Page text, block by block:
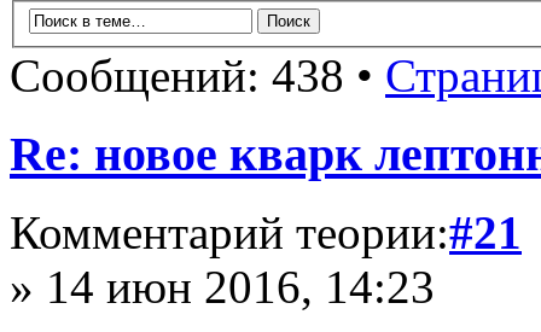
Сообщений: 438 •
Re: новое кварк
Комментарий теории:#21
» 14 июн 2016, 14:23